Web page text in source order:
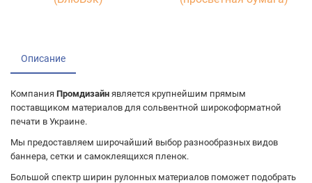
Описание
Компания Промдизайн является крупнейшим прямым
поставщиком материалов для сольвентной широкоформатной
печати в Украине.
Мы предоставляем широчайший выбор разнообразных видов
баннера, сетки и самоклеящихся пленок.
Большой спектр ширин рулонных материалов поможет подобрать